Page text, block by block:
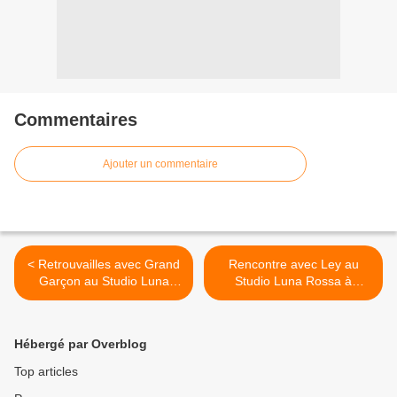
Commentaires
Ajouter un commentaire
< Retrouvailles avec Grand
Garçon au Studio Luna
Rossa afin d’en apprendre
Rencontre avec Ley au
Studio Luna Rossa à
l’occasion de la parution de
Hébergé par Overblog
Top articles